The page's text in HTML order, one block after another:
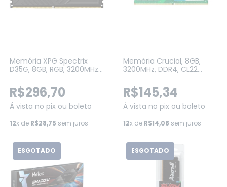
Memória XPG Spectrix
D35G, 8GB, RGB, 3200MHz,
(AX4U32008G16A-
SBKD35G)
R$296,70
Á vista no pix ou boleto
12x de R$28,75 sem juros
Memória Crucial, 8GB,
3200MHz, DDR4, CL22
R$145,34
Á vista no pix ou boleto
12x de R$14,08 sem juros
ESGOTADO ESGOTADO